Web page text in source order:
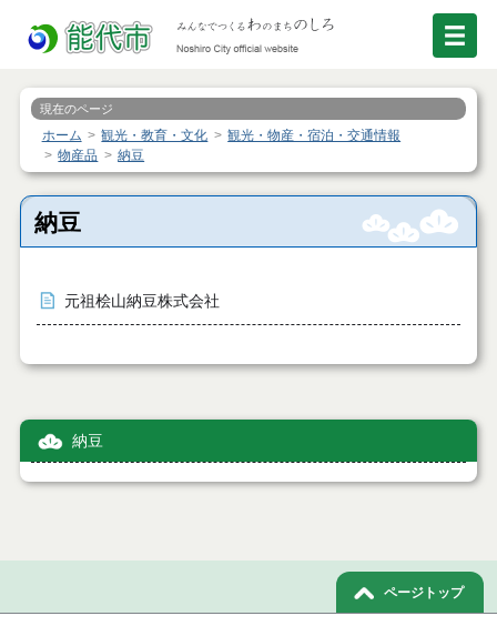
現在のページ
ホーム 観光・教育・文化
観光・物産・宿泊・交通情報
物産品
納豆
納豆
元祖桧山納豆株式会社
納豆
ページトップ